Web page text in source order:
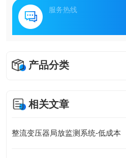
服务热线
产品分类
相关文章
整流变压器局放监测系统-低成本